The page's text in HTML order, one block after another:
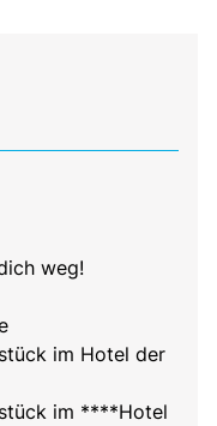
weg!
im Hotel der
im ****Hotel